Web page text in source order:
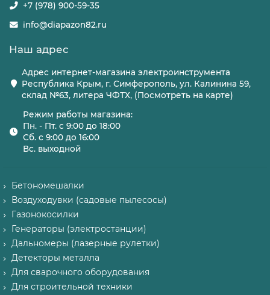
+7 (978) 900-59-35
info@diapazon82.ru
Наш адрес
Адрес интернет-магазина электроинструмента
Республика Крым, г. Симферополь, ул. Калинина 59,
склад №63, литера ЧФТХ, (Посмотреть на карте)
Режим работы магазина:
Пн. - Пт. с 9:00 до 18:00
Сб. с 9:00 до 16:00
Вс. выходной
Бетономешалки
Воздуходувки (садовые пылесосы)
Газонокосилки
Генераторы (электростанции)
Дальномеры (лазерные рулетки)
Детекторы металла
Для сварочного оборудования
Для строительной техники